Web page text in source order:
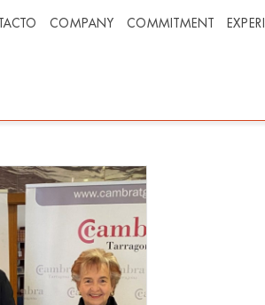
COMPANY COMMITMENT